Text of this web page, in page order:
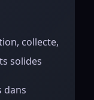
collecte,
solides
dans